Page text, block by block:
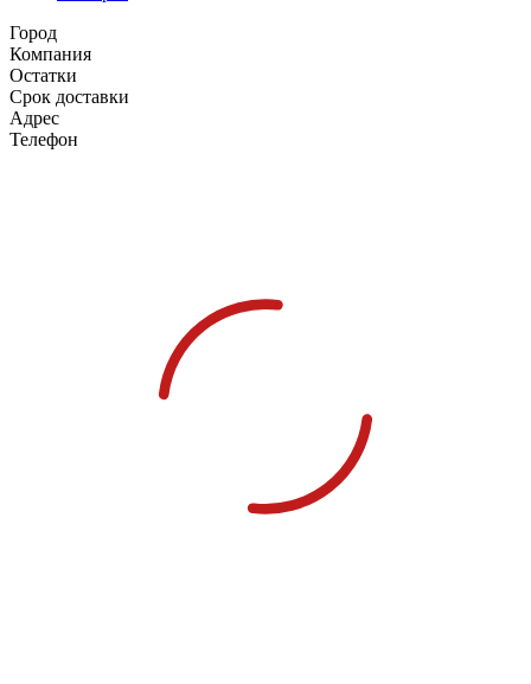
Город
Компания
Остатки
Срок доставки
Адрес
Телефон